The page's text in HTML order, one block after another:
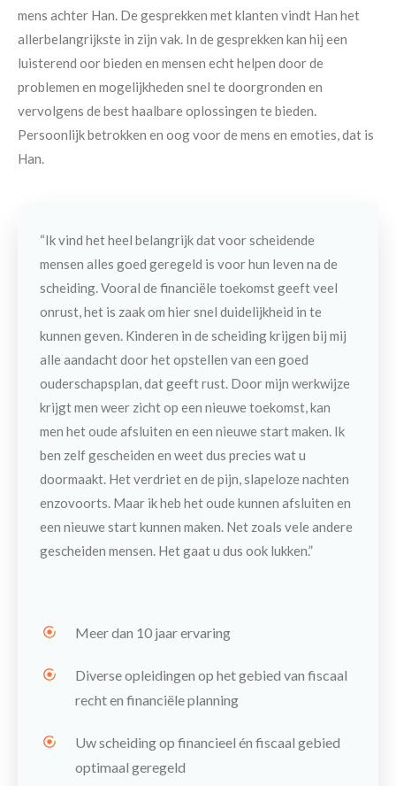
mens achter Han. De gesprekken met klanten vindt Han het
allerbelangrijkste in zijn vak. In de gesprekken kan hij een
luisterend oor bieden en mensen echt helpen door de
problemen en mogelijkheden snel te doorgronden en
vervolgens de best haalbare oplossingen te bieden.
Persoonlijk betrokken en oog voor de mens en emoties, dat is
Han.
“Ik vind het heel belangrijk dat voor scheidende
mensen alles goed geregeld is voor hun leven na de
scheiding. Vooral de financiële toekomst geeft veel
onrust, het is zaak om hier snel duidelijkheid in te
kunnen geven. Kinderen in de scheiding krijgen bij mij
alle aandacht door het opstellen van een goed
ouderschapsplan, dat geeft rust. Door mijn werkwijze
krijgt men weer zicht op een nieuwe toekomst, kan
men het oude afsluiten en een nieuwe start maken. Ik
ben zelf gescheiden en weet dus precies wat u
doormaakt. Het verdriet en de pijn, slapeloze nachten
enzovoorts. Maar ik heb het oude kunnen afsluiten en
een nieuwe start kunnen maken. Net zoals vele andere
gescheiden mensen. Het gaat u dus ook lukken.”
Meer dan 10 jaar ervaring
Diverse opleidingen op het gebied van fiscaal
recht en financiële planning
Uw scheiding op financieel én fiscaal gebied
optimaal geregeld